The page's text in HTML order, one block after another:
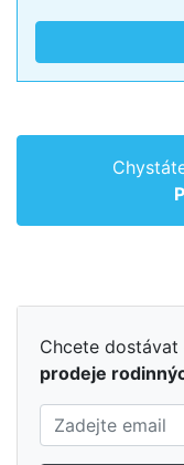
Chcete
prodeje